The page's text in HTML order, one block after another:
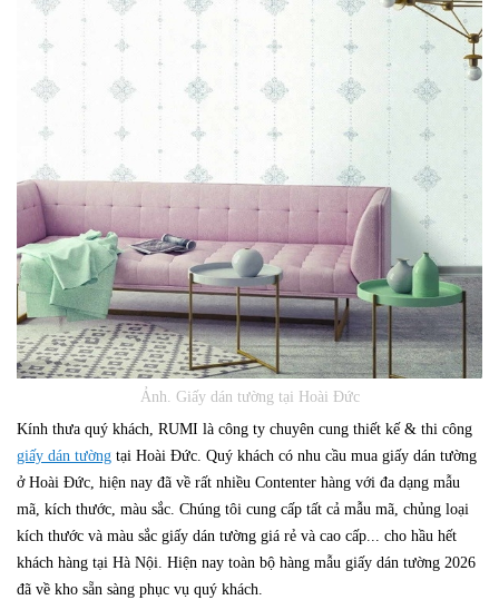
Ảnh. Giấy dán tường tại Hoài Đức
Kính thưa quý khách, RUMI là công ty chuyên cung thiết kế & thi công
giấy dán tường tại Hoài Đức. Quý khách có nhu cầu mua giấy dán tường
ở Hoài Đức, hiện nay đã về rất nhiều Contenter hàng với đa dạng mẫu
mã, kích thước, màu sắc. Chúng tôi cung cấp tất cả mẫu mã, chủng loại
kích thước và màu sắc giấy dán tường giá rẻ và cao cấp... cho hầu hết
khách hàng tại Hà Nội. Hiện nay toàn bộ hàng mẫu giấy dán tường 2026
đã về kho sẵn sàng phục vụ quý khách.